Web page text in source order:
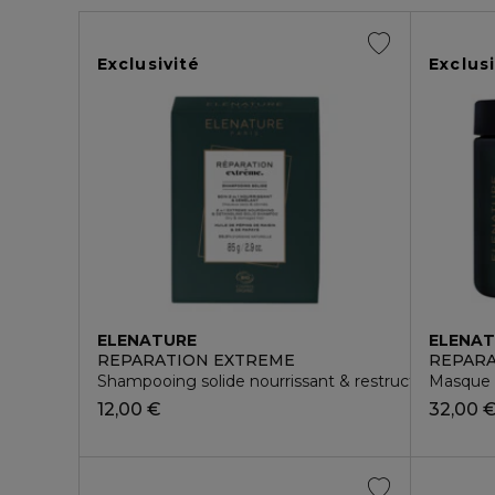
Exclusivité
ELENATURE
REPARATION EXTREME
Shampooing solide nourrissant & restructurant
12,00 € 32,00